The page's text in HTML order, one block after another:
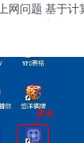
网问题 基于计